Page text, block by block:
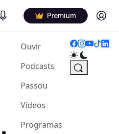
Podcasts Premium Log in
Ouvir(current)
Podcasts
Passou
Vídeos
Programas